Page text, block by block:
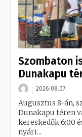
Szombaton
Dunakapu
2026.08.07.
Augusztus 8-án,
Dunakapu téren
kereskedők 6:00
nyári...